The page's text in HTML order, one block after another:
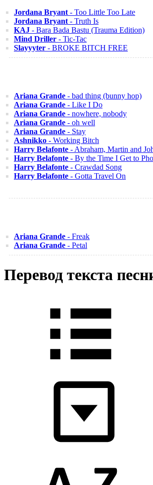
Jordana Bryant - Too Little Too Late
Jordana Bryant - Truth Is
KAJ - Bara Bada Bastu (Trauma Edition)
Mind Driller - Tic-Tac
Slayyyter - BROKE BITCH FREE
Ariana Grande - bad thing (bunny hop)
Ariana Grande - Like I Do
Ariana Grande - nowhere, nobody
Ariana Grande - oh well
Ariana Grande - Stay
Ashnikko - Working Bitch
Harry Belafonte - Abraham, Martin and
Harry Belafonte - By the Time I Get to
Harry Belafonte - Crawdad Song
Harry Belafonte - Gotta Travel On
Ariana Grande - Freak
Ariana Grande - Petal
Перевод текста